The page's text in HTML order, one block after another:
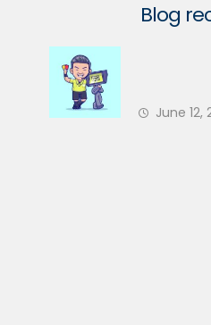
Blog
Su PHJune 12,